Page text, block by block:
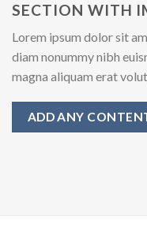
SECTION WITH
Lorem ipsum dolor sit
diam nonummy nibh
magna aliquam erat
ADD ANY